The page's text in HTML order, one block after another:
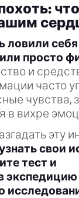
что
ловили
просто
и
часто
чувства,
в вихре
эту
свои
тест и
экспедицию